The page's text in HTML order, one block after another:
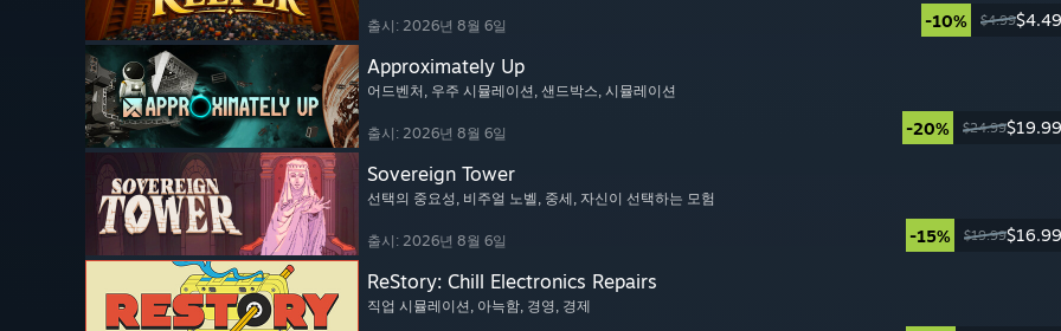
출시: 2026년 8월 6일 -10% $4.99$4.49
Approximately Up
어드벤처 , 우주 시뮬레이션, 샌드박스, 시뮬레이션
출시: 2026년 8월 6일 -20% $24.99$19.99
Sovereign Tower
선택의 중요성, 비주얼 노벨, 중세, 자신이 선택하는 모험
출시: 2026년 8월 6일 -15% $19.99$16.99
ReStory: Chill Electronics Repairs
직업 시뮬레이션, 아늑함, 경영, 경제